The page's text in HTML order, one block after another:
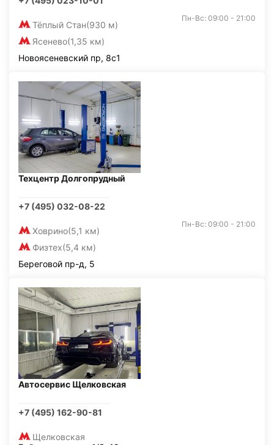
Тёплый Стан(930 м)
Ясенево(1,35 км)
Пн-Вс: 09:00 - 21:00
Новоясеневский пр, 8с1
Техцентр Долгопрудный
+7 (495) 032-08-22
Ховрино(5,1 км)
Физтех(5,4 км)
Пн-Вс: 09:00 - 21:00
Береговой пр-д, 5
Автосервис Щелковская
+7 (495) 162-90-81
Щелковская